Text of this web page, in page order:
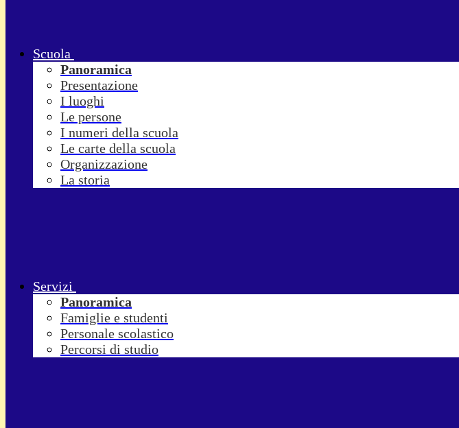
Scuola
Panoramica
Presentazione
I luoghi
Le persone
I numeri della scuola
Le carte della scuola
Organizzazione
La storia
Servizi
Panoramica
Famiglie e studenti
Personale scolastico
Percorsi di studio